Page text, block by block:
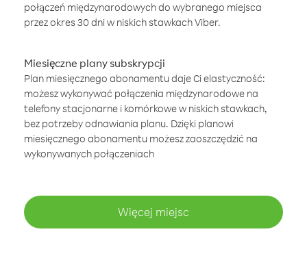
połączeń międzynarodowych do wybranego miejsca
przez okres 30 dni w niskich stawkach Viber.
Miesięczne plany subskrypcji
Plan miesięcznego abonamentu daje Ci elastyczność:
możesz wykonywać połączenia międzynarodowe na
telefony stacjonarne i komórkowe w niskich stawkach,
bez potrzeby odnawiania planu. Dzięki planowi
miesięcznego abonamentu możesz zaoszczędzić na
wykonywanych połączeniach
Więcej miejsc